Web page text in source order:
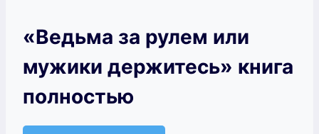
«Ведьма за рулем или
мужики держитесь» книга
полностью